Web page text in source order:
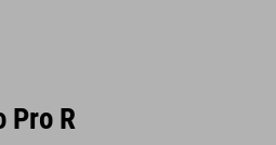
Pro R